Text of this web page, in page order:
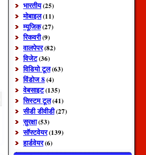
भारतीय(25)
मोबाइल(11)
म्यूजिक(27)
रिकवरी(9)
वालपेपर(82)
विजेट(36)
विडियो टूल(63)
विंडोज 8(4)
वेबसाइट(135)
सिस्टम टूल(41)
सीडी डीवीडी(27)
सुरक्षा(53)
सॉफ्टवेयर(139)
हार्डवेयर(6)